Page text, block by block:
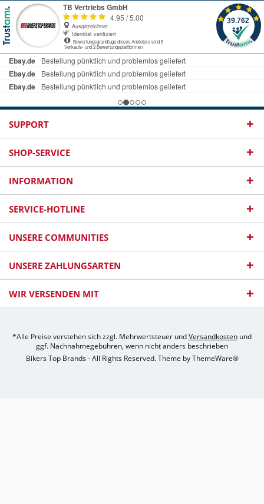
SUPPORT
SHOP-SERVICE
INFORMATION
SERVICE-HOTLINE
UNSERE COMMUNITIES
UNSERE ZAHLUNGSARTEN
WIR VERSENDEN MIT
*Alle Preise verstehen sich zzgl. Mehrwertsteuer undVersandkosten und
ggf. Nachnahmegebühren, wenn nicht anders beschrieben
Bikers Top Brands - All Rights Reserved. Theme byThemeWare®